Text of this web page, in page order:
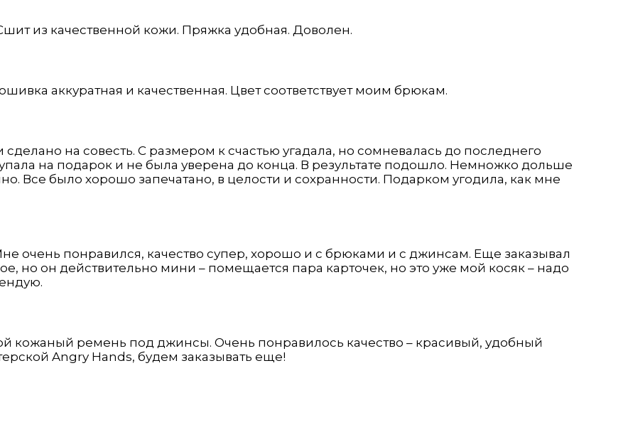
из качественной кожи. Пряжка удобная. Доволен.
аккуратная и качественная. Цвет соответствует моим брюкам.
на совесть. С размером к счастью угадала, но сомневалась до последнего
на подарок и не была уверена до конца. В результате подошло. Немножко дольше
Все было хорошо запечатано, в целости и сохранности. Подарком угодила, как мне
очень понравился, качество супер, хорошо и с брюками и с джинсам. Еще заказывал
но он действительно мини – помещается пара карточек, но это уже мой косяк – надо
кожаный ремень под джинсы. Очень понравилось качество – красивый, удобный
Angry Hands, будем заказывать еще!